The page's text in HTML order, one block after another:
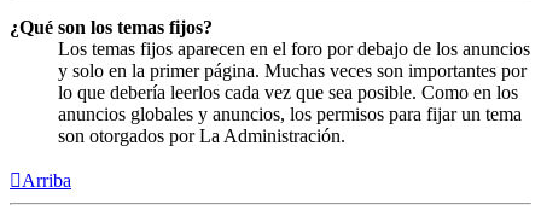
¿Qué son los temas fijos?
Los temas fijos aparecen en el foro por debajo de los anuncios
y solo en la primer página. Muchas veces son importantes por
lo que debería leerlos cada vez que sea posible. Como en los
anuncios globales y anuncios, los permisos para fijar un tema
son otorgados por La Administración.
Arriba